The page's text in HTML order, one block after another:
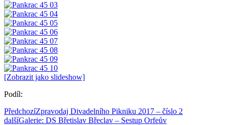
[Zobrazit jako slideshow]
Podíl:
PředchozíZpravodaj Divadelního Pikniku 2017 – číslo 2
dalšíGalerie: DS Břetislav Břeclav – Sestup Orfeův